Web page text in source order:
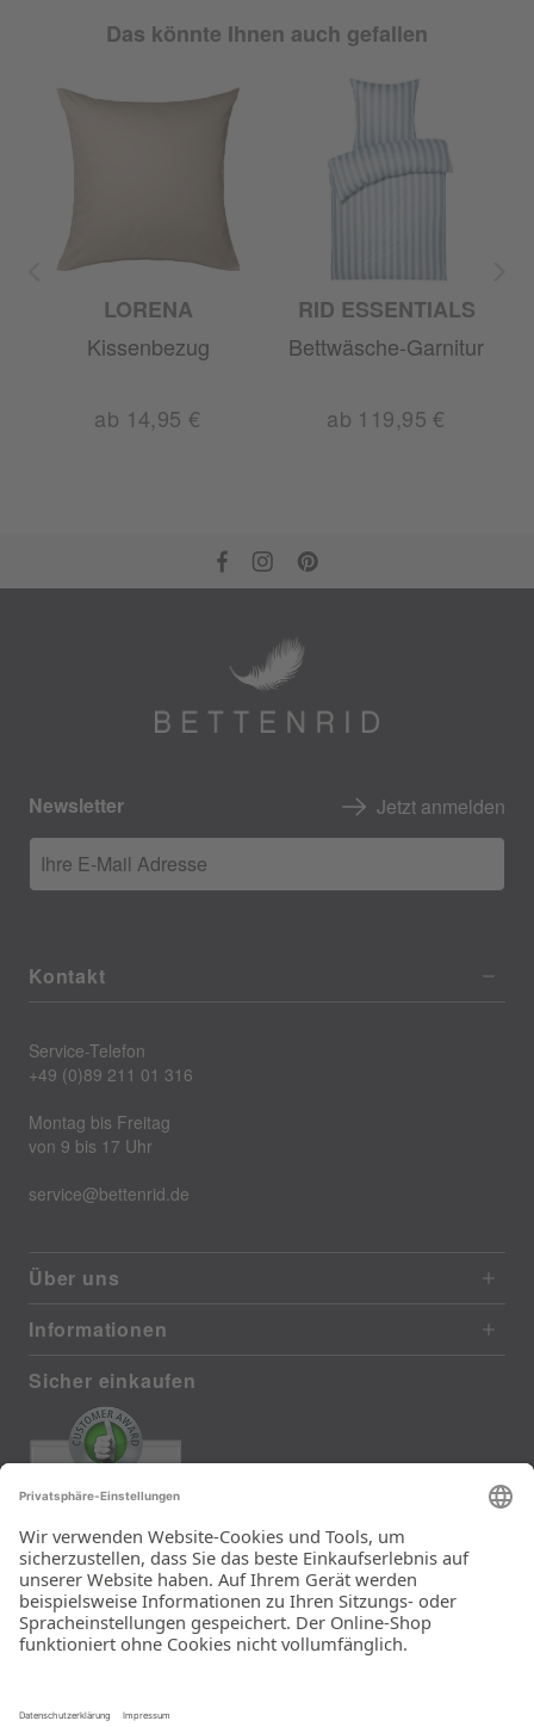
Das könnte Ihnen auch gefallen
LORENA
Kissenbezug
ab 14,95 €
RID ESSENTIALS
Bettwäsche-Garnitur
ab 119,95 €
Newsletter Jetzt anmelden
Ihre E-Mail Adresse
Kontakt
Service-Telefon
+49 (0)89 211 01 316
Montag bis Freitag
von 9 bis 17 Uhr
service@bettenrid.de
Über uns
Informationen
Sicher einkaufen
385 reviews from real customers
(last 12 months)
Total: 11283
Die Auswahl und die
Einfachheit der
Bestellung.